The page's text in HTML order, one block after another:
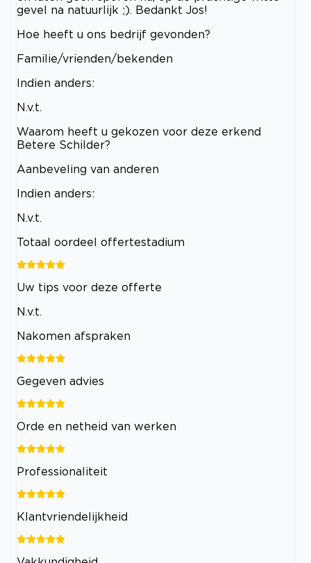
gevel na natuurlijk ;). Bedankt Jos!
Hoe heeft u ons bedrijf gevonden?
Familie/vrienden/bekenden
Indien anders:
N.v.t.
Waarom heeft u gekozen voor deze erkend
Betere Schilder?
Aanbeveling van anderen
Indien anders:
N.v.t.
Totaal oordeel offertestadium
Uw tips voor deze offerte
N.v.t.
Nakomen afspraken
Gegeven advies
Orde en netheid van werken
Professionaliteit
Klantvriendelijkheid